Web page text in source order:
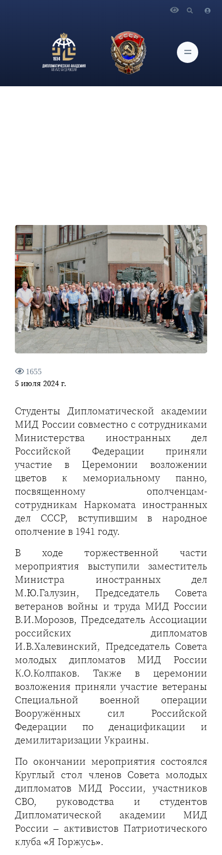
совместно с сотрудниками Министерства иностранных дел
Российской Федерации приняли участие в Церемонии
возложении цветов к мемориальному панно, посвященному
ополченцам-сотрудникам Наркомата иностранных дел СССР
1655
5 июля 2024 г.
Студенты Дипломатической академии
МИД России совместно с сотрудниками
Министерства иностранных дел
Российской Федерации приняли
участие в Церемонии возложении
цветов к мемориальному панно,
посвященному ополченцам-
сотрудникам Наркомата иностранных
дел СССР, вступившим в народное
ополчение в 1941 году.
В ходе торжественной части
мероприятия выступили заместитель
Министра иностранных дел
М.Ю.Галузин, Председатель Совета
ветеранов войны и труда МИД России
В.И.Морозов, Председатель Ассоциации
российских дипломатов
И.В.Халевинский, Председатель Совета
молодых дипломатов МИД России
К.О.Колпаков. Также в церемонии
возложения приняли участие ветераны
Специальной военной операции
Вооружённых сил Российской
Федерации по денацификации и
демилитаризации Украины.
По окончании мероприятия состоялся
Круглый стол членов Совета молодых
дипломатов МИД России, участников
СВО, руководства и студентов
Дипломатической академии МИД
России – активистов Патриотического
клуба «Я Горжусь».